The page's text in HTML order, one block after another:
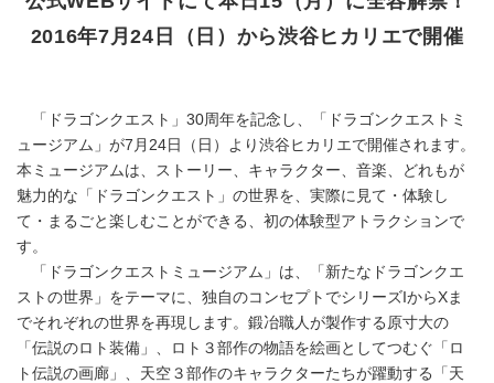
2016年7月24日（日）から渋谷ヒカリエで開催
「ドラゴンクエスト」30周年を記念し、「ドラゴンクエストミ
ュージアム」が7月24日（日）より渋谷ヒカリエで開催されます。
本ミュージアムは、ストーリー、キャラクター、音楽、どれもが
魅力的な「ドラゴンクエスト」の世界を、実際に見て・体験し
て・まるごと楽しむことができる、初の体験型アトラクションで
す。
「ドラゴンクエストミュージアム」は、「新たなドラゴンクエ
ストの世界」をテーマに、独自のコンセプトでシリーズIからXま
でそれぞれの世界を再現します。鍛冶職人が製作する原寸大の
「伝説のロト装備」、ロト３部作の物語を絵画としてつむぐ「ロ
ト伝説の画廊」、天空３部作のキャラクターたちが躍動する「天